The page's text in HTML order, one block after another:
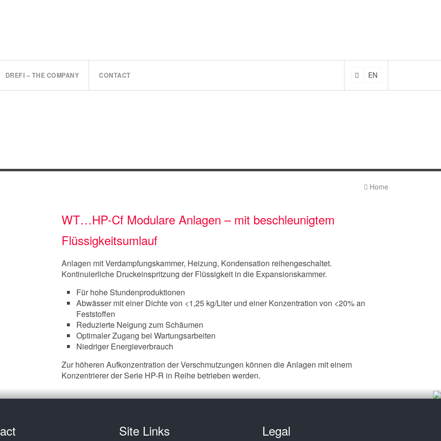
DREFI – THE COMPANY CONTACT EN
Home
WT…HP-Cf Modulare Anlagen – mit beschleunigtem
Flüssigkeitsumlauf
Anlagen mit Verdampfungskammer, Heizung, Kondensation reihengeschaltet.
Kontinuierliche Druckeinspritzung der Flüssigkeit in die Expansionskammer.
Für hohe Stundenproduktionen
Abwässer mit einer Dichte von <1,25 kg/Liter und einer Konzentration von <20% an
Feststoffen
Reduzierte Neigung zum Schäumen
Optimaler Zugang bei Wartungsarbeiten
Niedriger Energieverbrauch
Zur höheren Aufkonzentration der Verschmutzungen können die Anlagen mit einem
Konzentrierer der Serie HP-R in Reihe betrieben werden.
Site Links Legal